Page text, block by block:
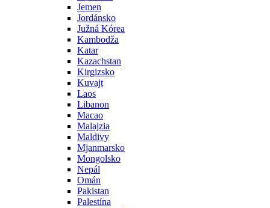
Jemen
Jordánsko
Južná Kórea
Kambodža
Katar
Kazachstan
Kirgizsko
Kuvajt
Laos
Libanon
Macao
Malajzia
Maldivy
Mjanmarsko
Mongolsko
Nepál
Omán
Pakistan
Palestína